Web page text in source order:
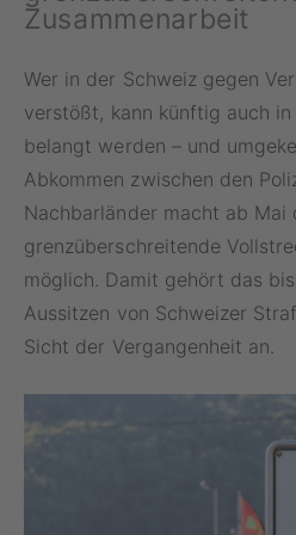
Zusammenarbeit
Wer in der Schweiz gegen
verstößt, kann künftig auch
belangt werden – und
Abkommen zwischen den
Nachbarländer macht ab Mai
grenzüberschreitende
möglich. Damit gehört das
Aussitzen von Schweizer
Sicht der Vergangenheit an.